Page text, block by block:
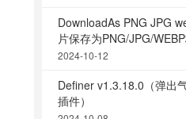
DownloadAs PNG JPG
片保存为PNG/JPG/WEBP
2024-10-12
Definer v1.3.18.0（弹出
插件）